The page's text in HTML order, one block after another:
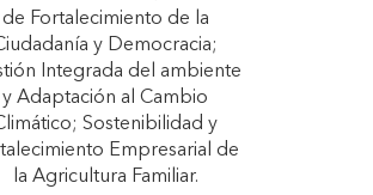
de Fortalecimiento de la
y Democracia;
Integrada del ambiente
y Adaptación al Cambio
Sostenibilidad y
Empresarial de
la Agricultura Familiar.